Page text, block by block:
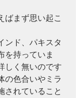
まず思い起こ
ド、パキスタ
を持っていま
しく無いのです
の色合いやミラ
されていること